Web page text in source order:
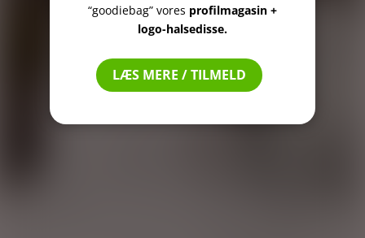
“goodiebag” vores profilmagasin +
logo-halsedisse.
LÆS MERE / TILMELD